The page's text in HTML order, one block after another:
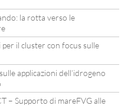
la rotta verso le
il cluster con focus sulle
applicazioni dell’idrogeno
– Supporto di mareFVG alle